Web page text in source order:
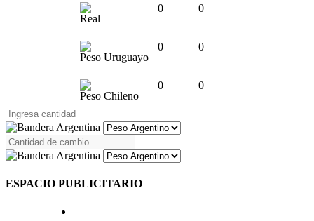
Real
0 0
Peso Uruguayo
0 0
Peso Chileno
0 0
ESPACIO PUBLICITARIO